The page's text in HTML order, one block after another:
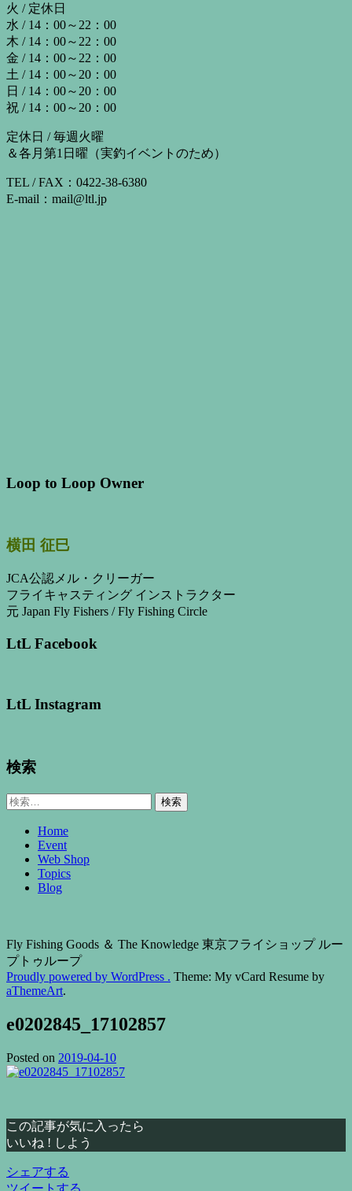
火 / 定休日
水 / 14：00～22：00
木 / 14：00～22：00
金 / 14：00～22：00
土 / 14：00～20：00
日 / 14：00～20：00
祝 / 14：00～20：00
定休日 / 毎週火曜
＆各月第1日曜（実釣イベントのため）
TEL / FAX：0422-38-6380
E-mail：mail@ltl.jp
Loop to Loop Owner
横田 征巳
JCA公認メル・クリーガー
フライキャスティング インストラクター
元 Japan Fly Fishers / Fly Fishing Circle
LtL Facebook
LtL Instagram
検索
検
Home
Event
Web Shop
Topics
Blog
Fly Fishing Goods ＆ The Knowledge 東京フライショップ ルー
プトゥループ
Proudly powered by WordPress . Theme: My vCard Resume by
aThemeArt.
e0202845_17102857
Posted on 2019-04-10
この記事が気に入ったら
いいね ! しよう
シェアする